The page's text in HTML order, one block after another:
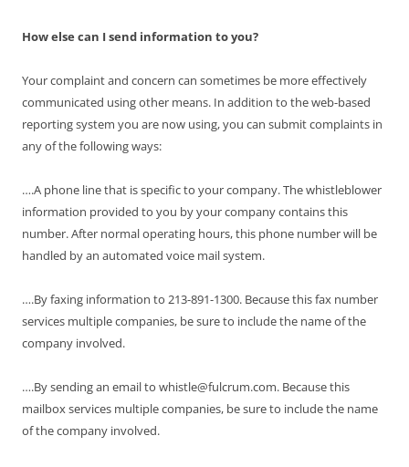
How else can I send information to you?
Your complaint and concern can sometimes be more effectively
communicated using other means. In addition to the web-based
reporting system you are now using, you can submit complaints in
any of the following ways:
….A phone line that is specific to your company. The whistleblower
information provided to you by your company contains this
number. After normal operating hours, this phone number will be
handled by an automated voice mail system.
….By faxing information to 213-891-1300. Because this fax number
services multiple companies, be sure to include the name of the
company involved.
….By sending an email to whistle@fulcrum.com. Because this
mailbox services multiple companies, be sure to include the name
of the company involved.